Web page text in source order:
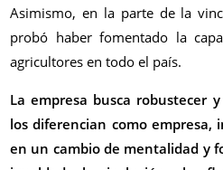
Asimismo, en la parte de la
probó haber fomentado la
agricultores en todo el país.
La empresa busca robustecer
los diferencian como empresa,
en un cambio de mentalidad y